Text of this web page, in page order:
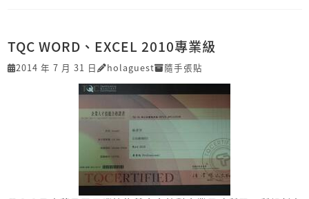
TQC WORD、EXCEL 2010專業級
2014 年 7 月 31 日 holaguest 隨手張貼